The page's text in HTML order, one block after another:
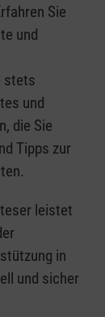
Sie
und
stets
und
die Sie
Tipps zur
leistet
in
und sicher